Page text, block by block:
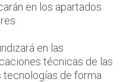
en los apartados
en las
técnicas de las
tecnologías de forma